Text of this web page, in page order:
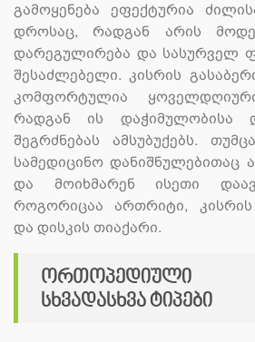
გამოყენება ეფექტურია
დროსაც, რადგან არის
დარეგულირება და სასურველ
შესაძლებელი. კისრის
კომფორტულია ყოველდღიური
რადგან ის დაჭიმულობისა
შეგრძნებას ამსუბუქებს.
სამედიცინო დანიშნულებითაც
და მოიხმარენ ისეთი
როგორიცაა ართრიტი,
და დისკის თიაქარი.
ორთოპედიული
სხვადასხვა ტიპები